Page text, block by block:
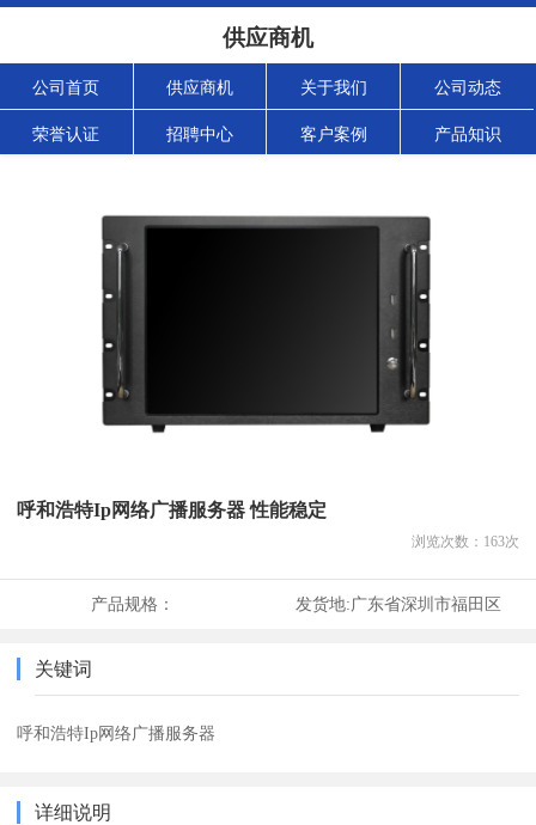
供应商机
公司首页 供应商机 关于我们 公司动态
荣誉认证 招聘中心 客户案例 产品知识
呼和浩特Ip网络广播服务器 性能稳定
浏览次数： 163次
产品规格： 发货地:广东省深圳市福田区
关键词
呼和浩特Ip网络广播服务器
详细说明